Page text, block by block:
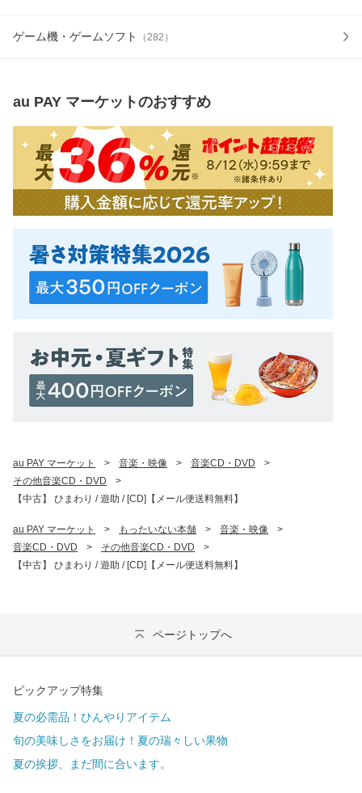
ゲーム機・ゲームソフト （282 ）
au PAY マーケットのおすすめ
au PAY マーケット > 音楽・映像 > 音楽CD・DVD
>
その他音楽CD・DVD
>
【中古】 ひまわり / 遊助 / [CD]【メール便送料無料】
au PAY マーケット > もったいない本舗 > 音楽・映像
>
音楽CD・DVD
> その他音楽CD・DVD
>
【中古】 ひまわり / 遊助 / [CD]【メール便送料無料】
ページトップへ
ピックアップ特集
夏の必需品！ひんやりアイテム
旬の美味しさをお届け！夏の瑞々しい果物
夏の挨拶、まだ間に合います。